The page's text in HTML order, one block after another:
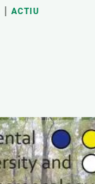
ACTIU